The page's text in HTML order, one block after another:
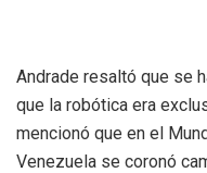
Andrade resaltó que se
que la robótica era
mencionó que en el
Venezuela se coronó